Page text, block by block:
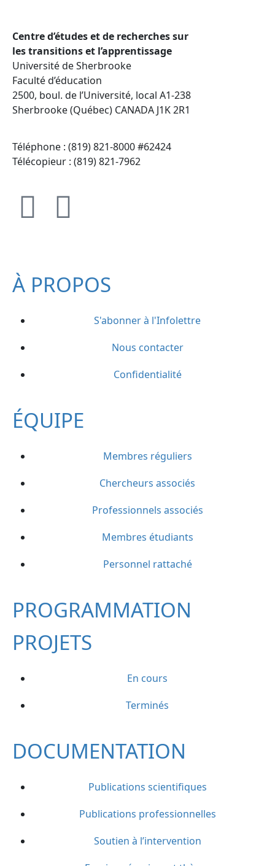
Centre d’études et de recherches sur
les transitions et l’apprentissage
Université de Sherbrooke
Faculté d’éducation
2500, boul. de l’Université, local A1-238
Sherbrooke (Québec) CANADA J1K 2R1
Téléphone : (819) 821-8000 #62424
Télécopieur : (819) 821-7962
À PROPOS
S'abonner à l'Infolettre
Nous contacter
Confidentialité
ÉQUIPE
Membres réguliers
Chercheurs associés
Professionnels associés
Membres étudiants
Personnel rattaché
PROGRAMMATION
PROJETS
En cours
Terminés
DOCUMENTATION
Publications scientifiques
Publications professionnelles
Soutien à l’intervention